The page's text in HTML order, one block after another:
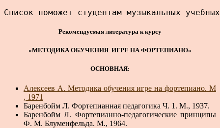
Список поможет студентам музыкальных
Рекомендуемая литература к курсу
«МЕТОДИКА ОБУЧЕНИЯ ИГРЕ НА ФОРТЕПИАНО»
ОСНОВНАЯ:
Алексеев А. Методика обучения игре на фортепиано. М
, 1971
Баренбойм Л. Фортепианная педагогика Ч. 1. М., 1937.
Баренбойм Л. Фортепианно-педагогические принципы
Ф. М. Блуменфельда. М., 1964.